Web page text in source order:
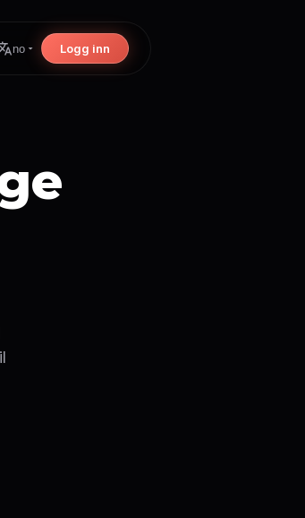
no Logg inn